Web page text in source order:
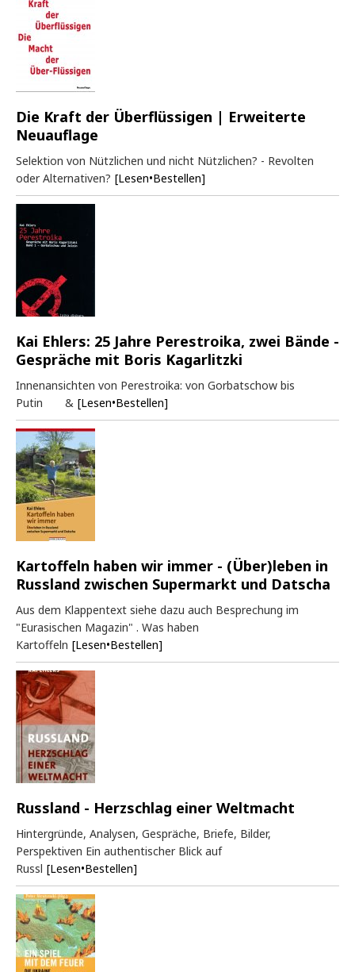
Die Kraft der Überflüssigen | Erweiterte
Neuauflage
Selektion von Nützlichen und nicht Nützlichen? - Revolten
oder Alternativen? [Lesen•Bestellen]
Kai Ehlers: 25 Jahre Perestroika, zwei Bände -
Gespräche mit Boris Kagarlitzki
Innenansichten von Perestroika: von Gorbatschow bis
Putin & [Lesen•Bestellen]
Kartoffeln haben wir immer - (Über)leben in
Russland zwischen Supermarkt und Datscha
Aus dem Klappentext siehe dazu auch Besprechung im
"Eurasischen Magazin" . Was haben
Kartoffeln [Lesen•Bestellen]
Russland - Herzschlag einer Weltmacht
Hintergründe, Analysen, Gespräche, Briefe, Bilder,
Perspektiven Ein authentischer Blick auf
Russl [Lesen•Bestellen]